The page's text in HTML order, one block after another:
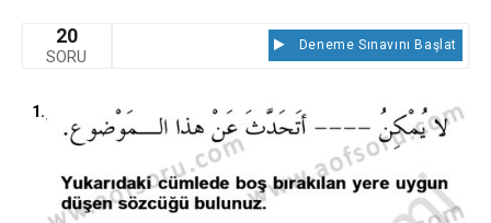
20
SORU
Deneme Sınavını Başlat
1.